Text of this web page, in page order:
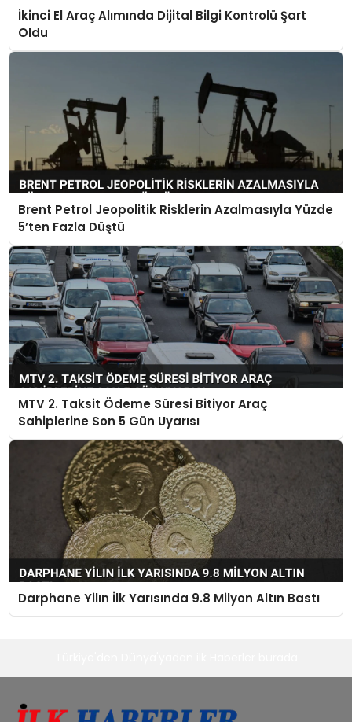
İkinci El Araç Alımında Dijital Bilgi Kontrolü Şart
Oldu
Brent Petrol Jeopolitik Risklerin Azalmasıyla Yüzde
5’ten Fazla Düştü
MTV 2. Taksit Ödeme Süresi Bitiyor Araç
Sahiplerine Son 5 Gün Uyarısı
Darphane Yilın İlk Yarısında 9.8 Milyon Altın Bastı